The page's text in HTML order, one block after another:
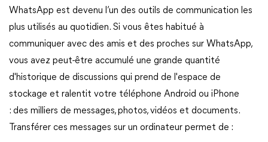
WhatsApp est devenu l’un des outils de communication les
plus utilisés au quotidien. Si vous êtes habitué à
communiquer avec des amis et des proches sur WhatsApp,
vous avez peut-être accumulé une grande quantité
d'historique de discussions qui prend de l'espace de
stockage et ralentit votre téléphone Android ou iPhone
: des milliers de messages, photos, vidéos et documents.
Transférer ces messages sur un ordinateur permet de :